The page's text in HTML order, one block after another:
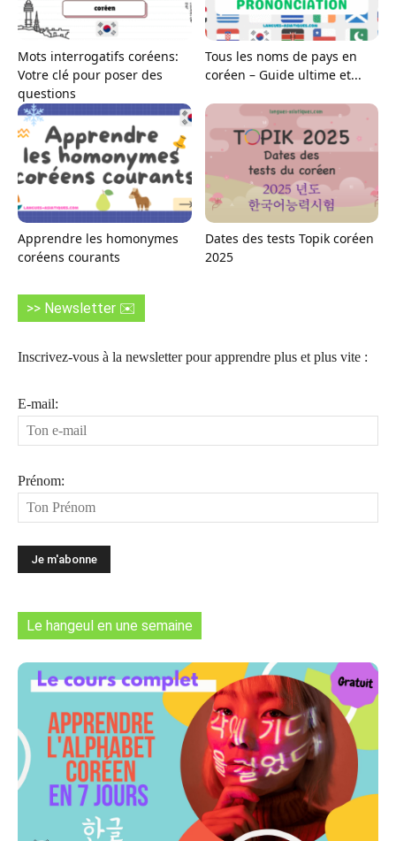
Mots interrogatifs coréens:
Votre clé pour poser des
questions
Tous les noms de pays en
coréen – Guide ultime et...
Apprendre les homonymes
coréens courants
Dates des tests Topik coréen
2025
>> Newsletter ✉️
Inscrivez-vous à la newsletter pour apprendre plus et plus vite :
E-mail:
Prénom:
Le hangeul en une semaine